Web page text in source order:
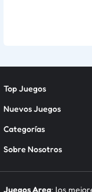
Top Juegos
Nuevos Juegos
Categorías
Sobre Nosotros
Juegos Area: los